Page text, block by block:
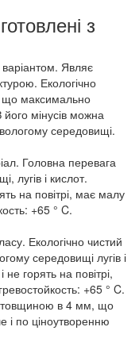
з
Являє
Екологічно
що максимально
мінусів можна
середовищі.
Головна перевага
лугів і кислот.
на повітрі, має малу
+65 ° C.
Екологічно чистий
середовищі лугів і
горять на повітрі,
+65 ° C.
товщиною в 4 мм, що
і по ціноутворенню